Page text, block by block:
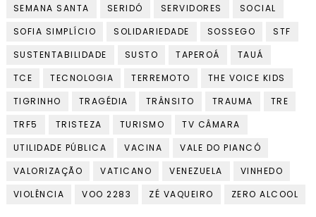
SEMANA SANTA
SERIDÓ SERVIDORES
SOCIAL
SOFIA SIMPLÍCIO
SOLIDARIEDADE SOSSEGO
STF
SUSTENTABILIDADE
SUSTO TAPEROÁ
TAUÁ
TCE
TECNOLOGIA TERREMOTO
THE VOICE KIDS
TIGRINHO
TRAGÉDIA TRÂNSITO TRAUMA
TRE
TRF5
TRISTEZA TURISMO
TV CÂMARA
UTILIDADE PÚBLICA
VACINA
VALE DO PIANCÓ
VALORIZAÇÃO
VATICANO VENEZUELA
VINHEDO
VIOLÊNCIA
VOO 2283 ZÉ VAQUEIRO ZERO ALCOOL